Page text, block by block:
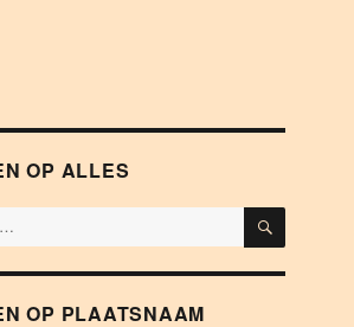
OP ALLES
ZOEKEN
OP PLAATSNAAM